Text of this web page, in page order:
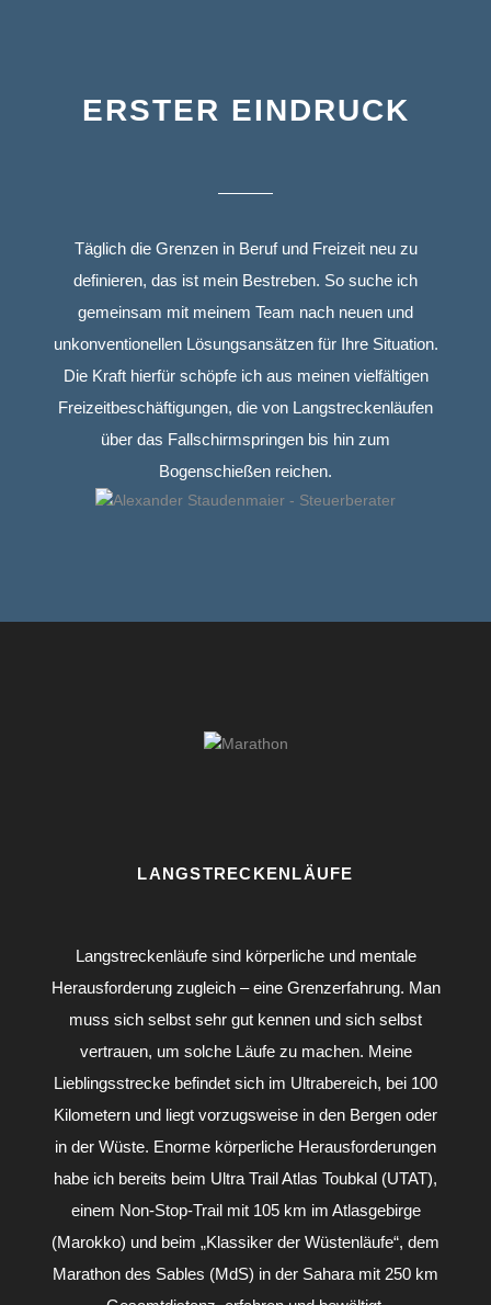
ERSTER EINDRUCK
Täglich die Grenzen in Beruf und Freizeit neu zu
definieren, das ist mein Bestreben. So suche ich
gemeinsam mit meinem Team nach neuen und
unkonventionellen Lösungsansätzen für Ihre Situation.
Die Kraft hierfür schöpfe ich aus meinen vielfältigen
Freizeitbeschäftigungen, die von Langstreckenläufen
über das Fallschirmspringen bis hin zum
Bogenschießen reichen.
LANGSTRECKENLÄUFE
Langstreckenläufe sind körperliche und mentale
Herausforderung zugleich – eine Grenzerfahrung. Man
muss sich selbst sehr gut kennen und sich selbst
vertrauen, um solche Läufe zu machen. Meine
Lieblingsstrecke befindet sich im Ultrabereich, bei 100
Kilometern und liegt vorzugsweise in den Bergen oder
in der Wüste. Enorme körperliche Herausforderungen
habe ich bereits beim Ultra Trail Atlas Toubkal (UTAT),
einem Non-Stop-Trail mit 105 km im Atlasgebirge
(Marokko) und beim „Klassiker der Wüstenläufe“, dem
Marathon des Sables (MdS) in der Sahara mit 250 km